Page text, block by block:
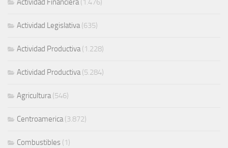
Actividad Financiera(1.476)
Actividad Legislativa(635)
Actividad Productiva(1.228)
Actividad Productiva(5.284)
Agricultura(546)
Centroamerica(3.872)
Combustibles (1)